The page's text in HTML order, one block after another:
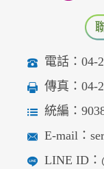
電話：04-
傳真：04-
統編：
E-mail：
LINE ID：